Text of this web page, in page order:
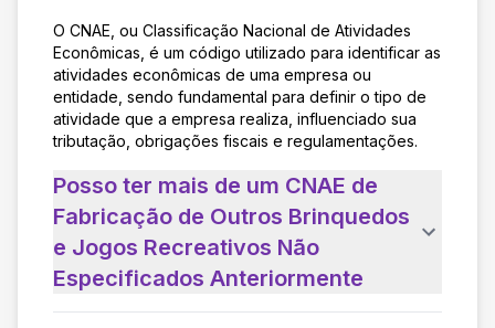
O CNAE, ou Classificação Nacional de Atividades
Econômicas, é um código utilizado para identificar as
atividades econômicas de uma empresa ou
entidade, sendo fundamental para definir o tipo de
atividade que a empresa realiza, influenciado sua
tributação, obrigações fiscais e regulamentações.
Posso ter mais de um CNAE de
Fabricação de Outros Brinquedos
e Jogos Recreativos Não
Especificados Anteriormente